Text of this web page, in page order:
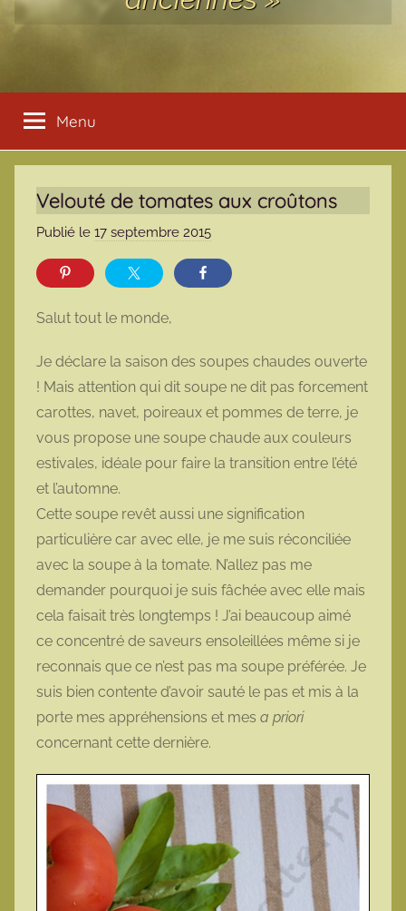
Menu
Velouté de tomates aux croûtons
Publié le 17 septembre 2015
a
o
t
t
e
Salut tout le monde,
Je déclare la saison des soupes chaudes ouverte
! Mais attention qui dit soupe ne dit pas forcement
carottes, navet, poireaux et pommes de terre, je
vous propose une soupe chaude aux couleurs
estivales, idéale pour faire la transition entre l’été
et l’automne.
Cette soupe revêt aussi une signification
particulière car avec elle, je me suis réconciliée
avec la soupe à la tomate. N’allez pas me
demander pourquoi je suis fâchée avec elle mais
cela faisait très longtemps ! J’ai beaucoup aimé
ce concentré de saveurs ensoleillées même si je
reconnais que ce n’est pas ma soupe préférée. Je
suis bien contente d’avoir sauté le pas et mis à la
porte mes appréhensions et mes a priori
concernant cette dernière.